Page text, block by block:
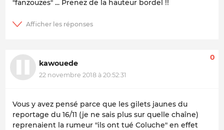
"fanzouzes" ... Prenez de la hauteur bordel !!
kawouede
22 novembre 2018 à 20:52:31
0
Vous y avez pensé parce que les gilets jaunes du
reportage du 16/11 (je ne sais plus sur quelle chaîne)
reprenaient la rumeur "ils ont tué Coluche" en effet